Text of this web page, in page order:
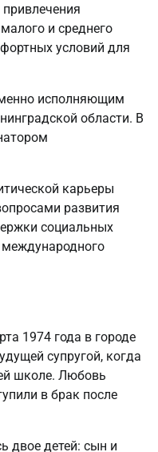
и среднего
условий для
исполняющим
области. В
карьеры
развития
социальных
1974 года в городе
супругой, когда
школе. Любовь
в брак после
двое детей: сын и